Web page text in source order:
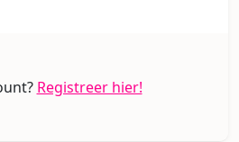
Registreer hier!